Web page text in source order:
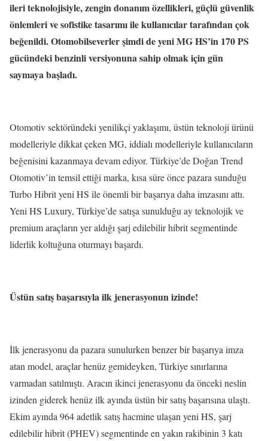
ileri teknolojisiyle, zengin donanım özellikleri, güçlü güvenlik
önlemleri ve sofistike tasarımı ile kullanıcılar tarafından çok
beğenildi. Otomobilseverler şimdi de yeni MG HS’in 170 PS
gücündeki benzinli versiyonuna sahip olmak için gün
saymaya başladı.
Otomotiv sektöründeki yenilikçi yaklaşımı, üstün teknoloji ürünü
modelleriyle dikkat çeken MG, iddialı modelleriyle kullanıcıların
beğenisini kazanmaya devam ediyor. Türkiye’de Doğan Trend
Otomotiv’in temsil ettiği marka, kısa süre önce pazara sunduğu
Turbo Hibrit yeni HS ile önemli bir başarıya daha imzasını attı.
Yeni HS Luxury, Türkiye’de satışa sunulduğu ay teknolojik ve
premium araçların yer aldığı şarj edilebilir hibrit segmentinde
liderlik koltuğuna oturmayı başardı.
Üstün satış başarısıyla ilk jenerasyonun izinde!
İlk jenerasyonu da pazara sunulurken benzer bir başarıya imza
atan model, araçlar henüz gemideyken, Türkiye sınırlarına
varmadan satılmıştı. Aracın ikinci jenerasyonu da önceki neslin
izinden giderek henüz ilk ayında üstün bir satış başarısına ulaştı.
Ekim ayında 964 adetlik satış hacmine ulaşan yeni HS, şarj
edilebilir hibrit (PHEV) segmentinde en yakın rakibinin 3 katı